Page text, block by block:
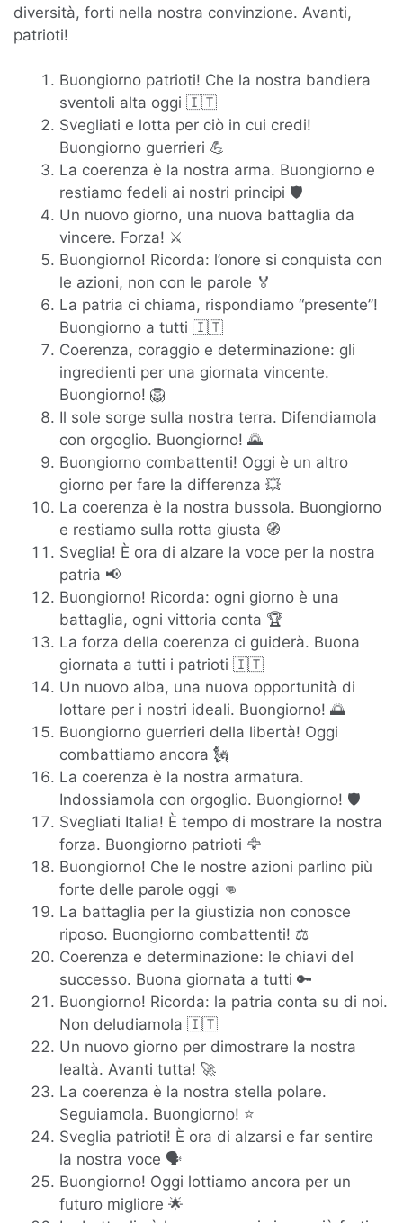
diversità, forti nella nostra convinzione. Avanti,
patrioti!
Buongiorno patrioti! Che la nostra bandiera
sventoli alta oggi 🇮🇹
Svegliati e lotta per ciò in cui credi!
Buongiorno guerrieri 💪
La coerenza è la nostra arma. Buongiorno e
restiamo fedeli ai nostri principi 🛡️
Un nuovo giorno, una nuova battaglia da
vincere. Forza! ⚔️
Buongiorno! Ricorda: l’onore si conquista con
le azioni, non con le parole 🏅
La patria ci chiama, rispondiamo “presente”!
Buongiorno a tutti 🇮🇹
Coerenza, coraggio e determinazione: gli
ingredienti per una giornata vincente.
Buongiorno! 🦁
Il sole sorge sulla nostra terra. Difendiamola
con orgoglio. Buongiorno! 🌄
Buongiorno combattenti! Oggi è un altro
giorno per fare la differenza 💥
La coerenza è la nostra bussola. Buongiorno
e restiamo sulla rotta giusta 🧭
Sveglia! È ora di alzare la voce per la nostra
patria 📢
Buongiorno! Ricorda: ogni giorno è una
battaglia, ogni vittoria conta 🏆
La forza della coerenza ci guiderà. Buona
giornata a tutti i patrioti 🇮🇹
Un nuovo alba, una nuova opportunità di
lottare per i nostri ideali. Buongiorno! 🌅
Buongiorno guerrieri della libertà! Oggi
combattiamo ancora 🗽
La coerenza è la nostra armatura.
Indossiamola con orgoglio. Buongiorno! 🛡️
Svegliati Italia! È tempo di mostrare la nostra
forza. Buongiorno patrioti 🦅
Buongiorno! Che le nostre azioni parlino più
forte delle parole oggi 👊
La battaglia per la giustizia non conosce
riposo. Buongiorno combattenti! ⚖️
Coerenza e determinazione: le chiavi del
successo. Buona giornata a tutti 🔑
Buongiorno! Ricorda: la patria conta su di noi.
Non deludiamola 🇮🇹
Un nuovo giorno per dimostrare la nostra
lealtà. Avanti tutta! 🚀
La coerenza è la nostra stella polare.
Seguiamola. Buongiorno! ⭐
Sveglia patrioti! È ora di alzarsi e far sentire
la nostra voce 🗣️
Buongiorno! Oggi lottiamo ancora per un
futuro migliore 🌟